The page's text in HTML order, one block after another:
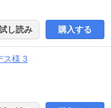
し読み 購入する
ス様 3